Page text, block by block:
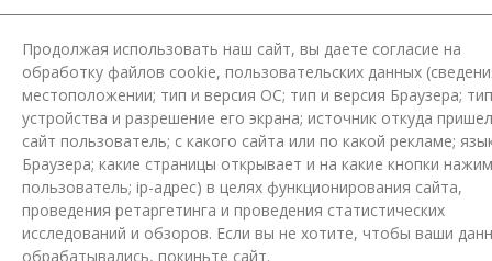
Продолжая использовать наш сайт, вы даете согласие на
обработку файлов cookie, пользовательских данных
местоположении; тип и версия ОС; тип и версия Браузера; тип
устройства и разрешение его экрана; источник откуда
сайт пользователь; с какого сайта или по какой рекламе;
Браузера; какие страницы открывает и на какие кнопки
пользователь; ip-адрес) в целях функционирования сайта,
проведения ретаргетинга и проведения статистических
исследований и обзоров. Если вы не хотите, чтобы ваши
обрабатывались, покиньте сайт.